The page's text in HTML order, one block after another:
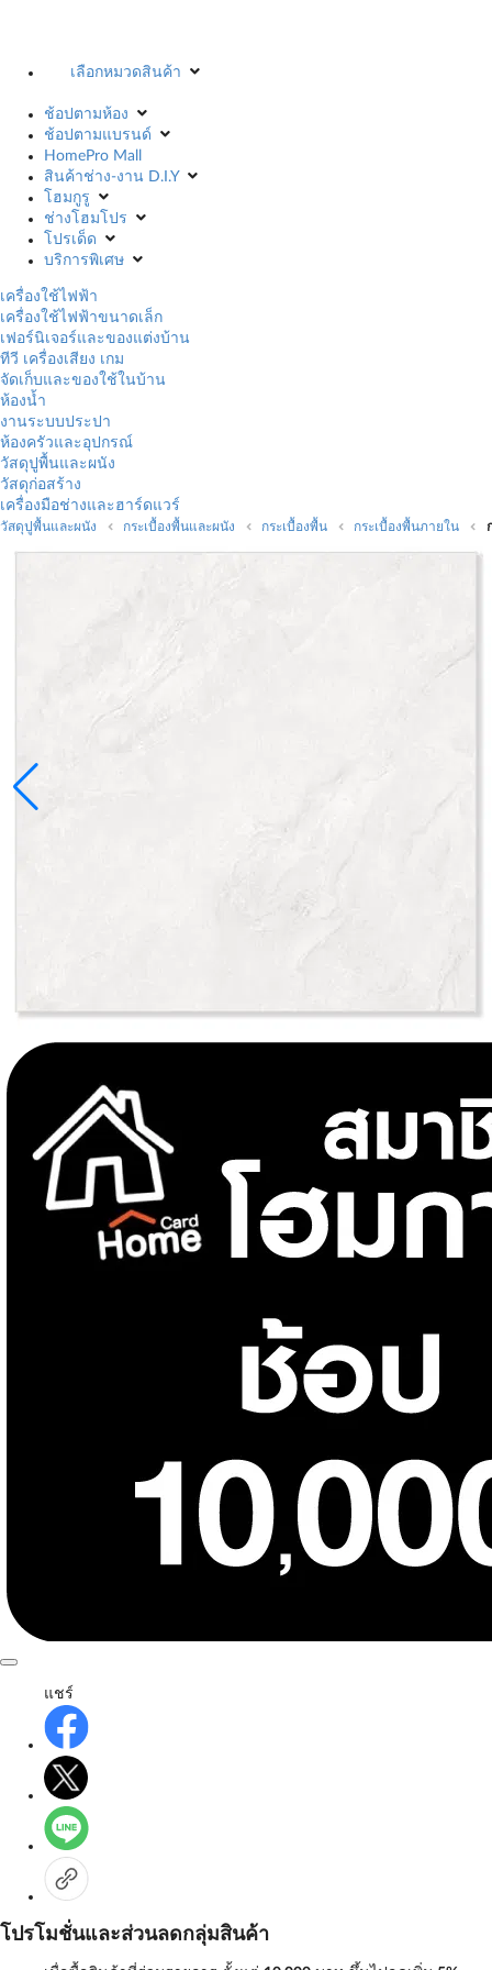
เลือกหมวดสินค้า
ช้อปตามห้อง
ช้อปตามแบรนด์
HomePro Mall
สินค้าช่าง-งาน D.I.Y
โฮมกูรู
ช่างโฮมโปร
โปรเด็ด
บริการพิเศษ
เครื่องใช้ไฟฟ้า
เครื่องใช้ไฟฟ้าขนาดเล็ก
เฟอร์นิเจอร์และของแต่งบ้าน
ทีวี เครื่องเสียง เกม
จัดเก็บและของใช้ในบ้าน
ห้องน้ำ
งานระบบประปา
ห้องครัวและอุปกรณ์
วัสดุปูพื้นและผนัง
วัสดุก่อสร้าง
เครื่องมือช่างและฮาร์ดแวร์
วัสดุปูพื้นและผนัง กระเบื้องพื้นและผนัง กระเบื้องพื้น กระเบื้องพื้นภายใน
แชร์
โปรโมชั่นและส่วนลดกลุ่มสินค้า